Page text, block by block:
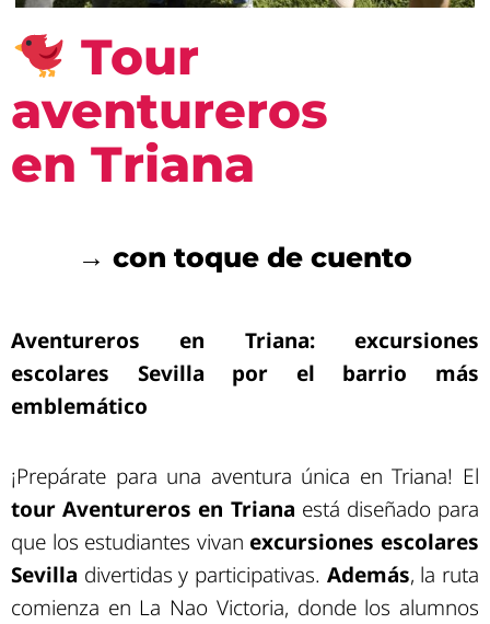
Tour
aventureros
en Triana
→ con toque de cuento
Aventureros en Triana: excursiones
escolares Sevilla por el barrio más
emblemático
¡Prepárate para una aventura única en Triana! El
tour Aventureros en Triana está diseñado para
que los estudiantes vivan excursiones escolares
Sevilla divertidas y participativas. Además, la ruta
comienza en La Nao Victoria, donde los alumnos